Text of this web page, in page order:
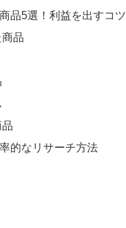
品5選！利益を出すコツ
品
的なリサーチ方法